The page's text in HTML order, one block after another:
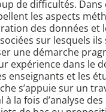
de difficultés. Dans
les aspects
des données et
sur lesquels ils
une démarche
expérience dans le
enseignants et les
s’appuie sur un
la fois d’analyse